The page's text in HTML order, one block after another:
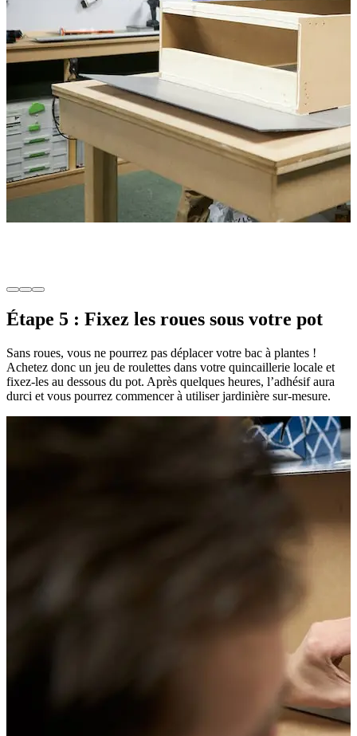
Étape 5 : Fixez les roues sous votre pot
Sans roues, vous ne pourrez pas déplacer votre bac à plantes !
Achetez donc un jeu de roulettes dans votre quincaillerie locale et
fixez-les au dessous du pot. Après quelques heures, l’adhésif aura
durci et vous pourrez commencer à utiliser jardinière sur-mesure.